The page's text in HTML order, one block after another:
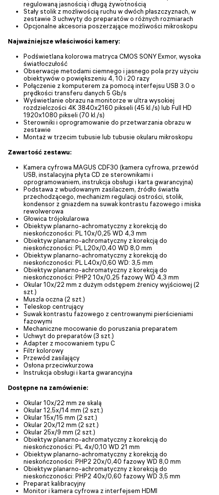
regulowaną jasnością i długą żywotnością
Stały stolik z możliwością ruchu w dwóch płaszczyznach, w
zestawie 3 uchwyty do preparatów o różnych rozmiarach
Opcjonalne akcesoria poszerzające możliwości mikroskopu
Najważniejsze właściwości kamery:
Podświetlana kolorowa matryca CMOS SONY Exmor, wysoka
światłoczułość
Obserwacje metodami ciemnego i jasnego pola przy użyciu
obiektywów o powiększeniu 4, 10 i 20 razy
Połączenie z komputerem za pomocą interfejsu USB 3.0 o
prędkości transferu danych 5 Gb/s
Wyświetlanie obrazu na monitorze w ultra wysokiej
rozdzielczości 4K 3840x2160 pikseli (45 kl./s) lub Full HD
1920x1080 pikseli (70 kl./s)
Sterowniki i oprogramowanie do przetwarzania obrazu w
zestawie
Montaż w trzecim tubusie lub tubusie okularu mikroskopu
Zawartość zestawu:
Kamera cyfrowa MAGUS CDF30 (kamera cyfrowa, przewód
USB, instalacyjna płyta CD ze sterownikami i
oprogramowaniem, instrukcja obsługi i karta gwarancyjna)
Podstawa z wbudowanym zasilaczem, źródło światła
przechodzącego, mechanizm regulacji ostrości, stolik,
kondensor z gniazdem na suwak kontrastu fazowego i miska
rewolwerowa
Głowica trójokularowa
Obiektyw planarno-achromatyczny z korekcją do
nieskończoności: PL 10x/0,25 WD 4,3 mm
Obiektyw planarno-achromatyczny z korekcją do
nieskończoności: PL L20х/0,40 WD 8,0 mm
Obiektyw planarno-achromatyczny z korekcją do
nieskończoności: PL L40х/0,60 WD: 3,5 mm
Obiektyw planarno-achromatyczny z korekcją do
nieskończoności: PHP2 10x/0,25 fazowy WD 4,3 mm
Okular 10x/22 mm z dużym odstępem źrenicy wyjściowej (2
szt.)
Muszla oczna (2 szt.)
Teleskop centrujący
Suwak kontrastu fazowego z centrowanymi pierścieniami
fazowymi
Mechaniczne mocowanie do poruszania preparatem
Uchwyt do preparatów (3 szt.)
Adapter z mocowaniem typu C
Filtr kolorowy
Przewód zasilający
Osłona przeciwkurzowa
Instrukcja obsługi i karta gwarancyjna
Dostępne na zamówienie:
Okular 10x/22 mm ze skalą
Okular 12,5x/14 mm (2 szt.)
Okular 15x/15 mm (2 szt.)
Okular 20x/12 mm (2 szt.)
Okular 25x/9 mm (2 szt.)
Obiektyw planarno-achromatyczny z korekcją do
nieskończoności: PL 4x/0,10 WD 21 mm
Obiektyw planarno-achromatyczny z korekcją do
nieskończoności: PHP2 20x/0,40 fazowy WD 8,0 mm
Obiektyw planarno-achromatyczny z korekcją do
nieskończoności: PHP2 40x/0,60 fazowy WD 3,5 mm
Preparat kalibracyjny
Monitor i kamera cyfrowa z interfejsem HDMI